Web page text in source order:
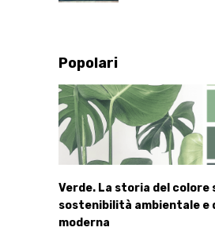
Popolari
Verde. La storia del colore
sostenibilità ambientale e
moderna